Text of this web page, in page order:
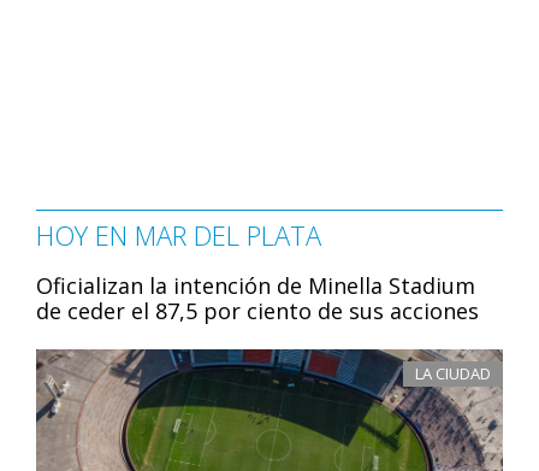
HOY EN MAR DEL PLATA
Oficializan la intención de Minella Stadium
de ceder el 87,5 por ciento de sus acciones
LA CIUDAD